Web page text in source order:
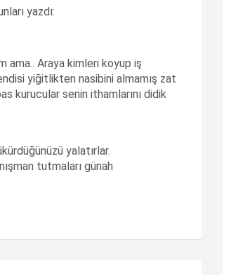
yazdı:
ama.. Araya kimleri koyup iş
yiğitlikten nasibini almamış zat
kurucular senin ithamlarını didik
yalatırlar.
tutmaları günah